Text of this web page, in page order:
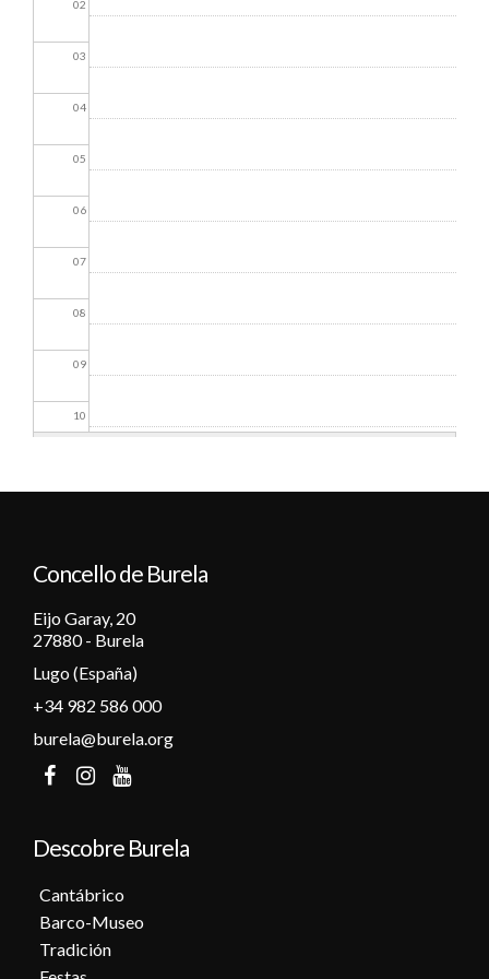
02
03
04
05
06
07
08
09
10
13
14
15
17
20
Concello de Burela
Eijo Garay, 20
27880 - Burela
Lugo (España)
+34 982 586 000
burela@burela.org
Descobre Burela
Cantábrico
Barco-Museo
Tradición